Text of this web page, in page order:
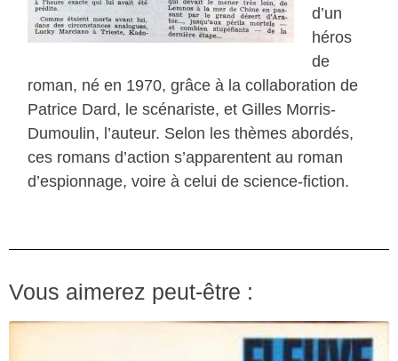
d’un
héros
de
roman, né en 1970, grâce à la collaboration de
Patrice Dard, le scénariste, et Gilles Morris-
Dumoulin, l’auteur. Selon les thèmes abordés,
ces romans d’action s’apparentent au roman
d’espionnage, voire à celui de science-fiction.
Vous aimerez peut-être :